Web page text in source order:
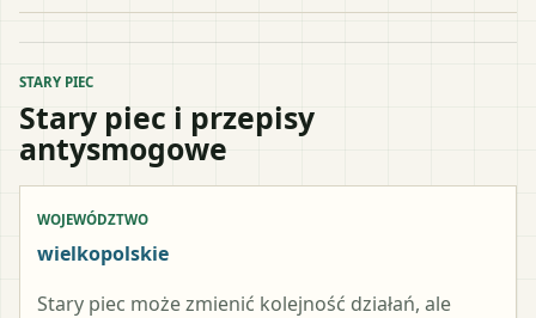
STARY PIEC
Stary piec i przepisy
antysmogowe
WOJEWÓDZTWO
wielkopolskie
Stary piec może zmienić kolejność działań, ale